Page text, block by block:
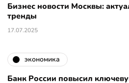
Бизнес новости Москвы:
тренды
17.07.2025
экономика
Банк России повысил